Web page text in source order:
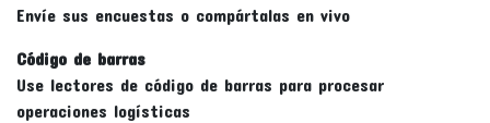
Envíe sus encuestas o compártalas en vivo
Código de barras
Use lectores de código de barras para procesar
operaciones logísticas